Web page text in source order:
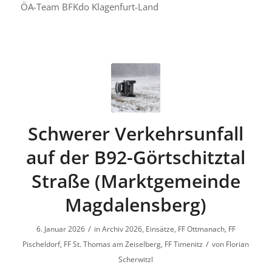
ÖA-Team BFKdo Klagenfurt-Land
Schwerer Verkehrsunfall
auf der B92-Görtschitztal
Straße (Marktgemeinde
Magdalensberg)
6. Januar 2026 / inArchiv 2026, Einsätze, FF Ottmanach, FF
Pischeldorf, FF St. Thomas am Zeiselberg, FF Timenitz / von Florian
Scherwitzl